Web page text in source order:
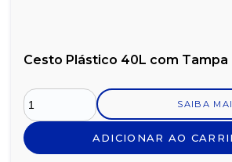
Cesto Plástico 40L com Tampa
SAIBA
ADICIONAR AO